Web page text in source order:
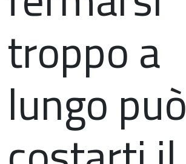
troppo a
lungo può